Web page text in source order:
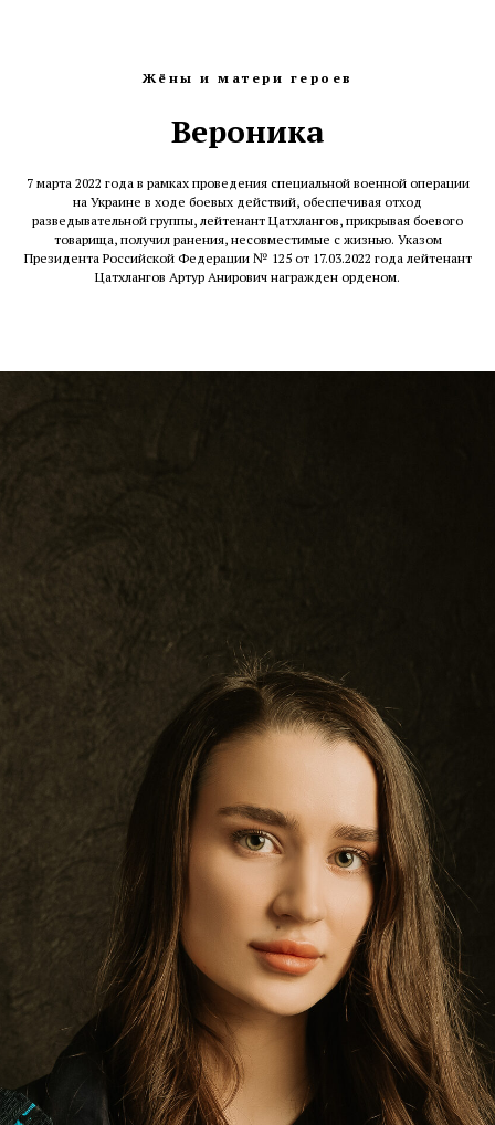
Жёны и матери героев
Вероника
7 марта 2022 года в рамках проведения специальной военной операции
на Украине в ходе боевых действий, обеспечивая отход
разведывательной группы, лейтенант Цатхлангов, прикрывая боевого
товарища, получил ранения, несовместимые с жизнью. Указом
Президента Российской Федерации № 125 от 17.03.2022 года лейтенант
Цатхлангов Артур Анирович награжден орденом.